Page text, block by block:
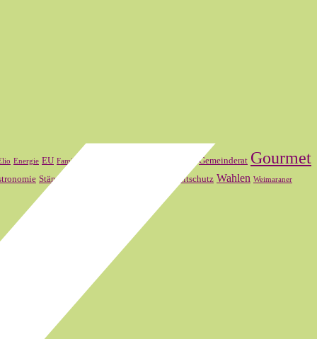
Energie EU Familienmitglied Gemeinderat Gourmet
Ständerat Umweltschutz Wahlen Weimaraner